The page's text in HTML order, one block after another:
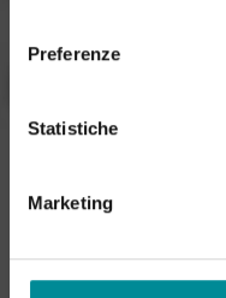
Preferenze
Statistiche
Marketing